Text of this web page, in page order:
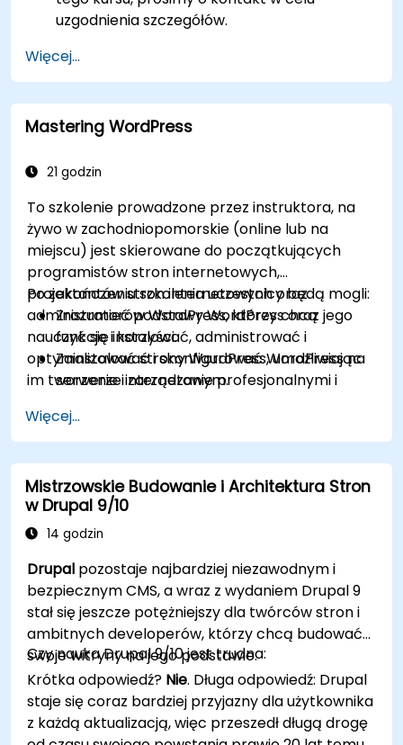
uzgodnienia szczegółów.
Więcej...
Mastering WordPress
21 godzin
To szkolenie prowadzone przez instruktora, na
żywo w zachodniopomorskie (online lub na
miejscu) jest skierowane do początkujących
programistów stron internetowych,
projektantów stron internetowych oraz
administratorów WordPress, którzy chcą
nauczyć się instalować, administrować i
optymalizować strony WordPress, umożliwiając
im tworzenie i zarządzanie profesjonalnymi i
Po zakończeniu szkolenia uczestnicy będą mogli:
Zrozumieć podstawy WordPress oraz jego
funkcje i korzyści.
Zainstalować i skonfigurować WordPress na
serwerze internetowym.
poprawić funkcjonalność i wydajność
WordPress.
Tworzyć i zarządzać niestandardowymi
typami postów w WordPress.
Tworzyć strony WordPress na poziomie
podstawowym, średnio zaawansowanym i
Używać Elementor do projektowania i
dostosowywania stron WordPress.
Implementować mapę witryny i okruszki
chleba dla stron WordPress.
Stosować dobre praktyki w projektowaniu
stron internetowych i responsywnym
projektowaniu dla stron WordPress.
Optymalizować strony WordPress pod
Więcej...
Mistrzowskie Budowanie i Architektura Stron
w Drupal 9/10
14 godzin
Drupal pozostaje najbardziej niezawodnym i
bezpiecznym CMS, a wraz z wydaniem Drupal 9
stał się jeszcze potężniejszy dla twórców stron i
ambitnych developerów, którzy chcą budować
swoje witryny na jego podstawie.
Czy nauka Drupal 9/10 jest trudna:
Krótka odpowiedź? Nie. Długa odpowiedź: Drupal
staje się coraz bardziej przyjazny dla użytkownika
z każdą aktualizacją, więc przeszedł długą drogę